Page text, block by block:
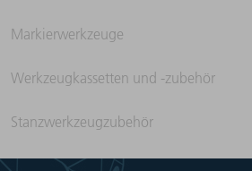
Markierwerkzeuge
Werkzeugkassetten und -zubehör
Stanzwerkzeugzubehör